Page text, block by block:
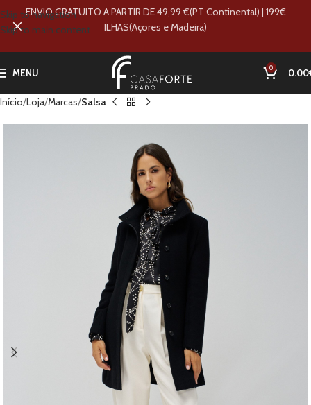
Skip to navigation
Skip to main content
MENU 0 0.00
Início Loja Marcas Salsa
ENVIO GRATUITO A PARTIR DE 49,99 €(PT Continental) | 199€
ILHAS(Açores e Madeira)